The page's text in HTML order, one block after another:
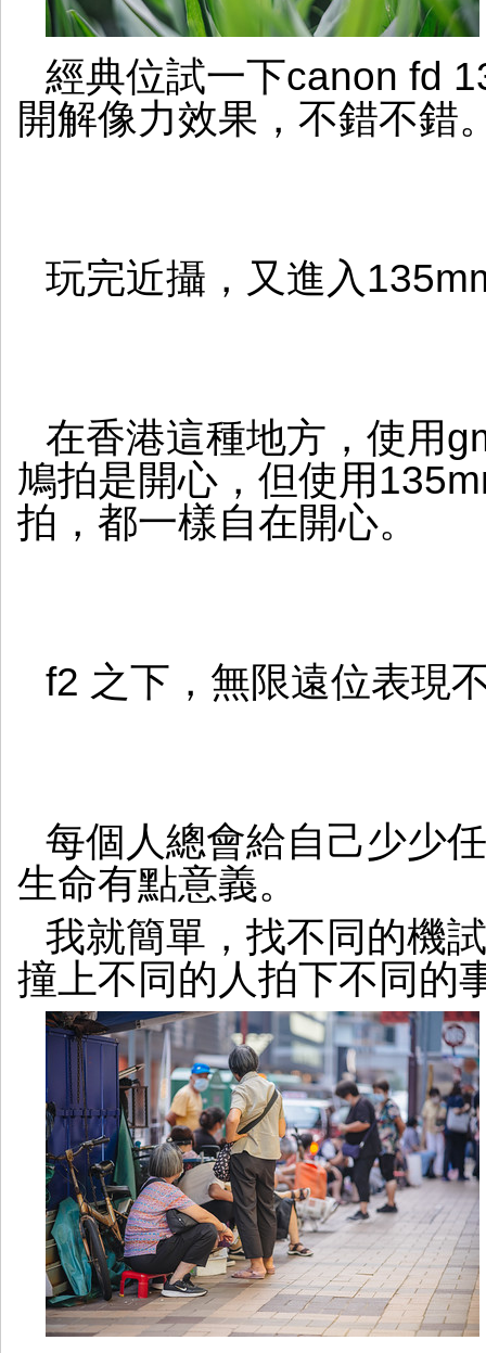
經典位試一下canon fd
開解像力效果，不錯不錯
玩完近攝，又進入
在香港這種地方，使用
鳩拍是開心，但使用
拍，都一樣自在開心。
f2 之下，無限遠位表現
每個人總會給自己少少
生命有點意義。
我就簡單，找不同的機
撞上不同的人拍下不同的